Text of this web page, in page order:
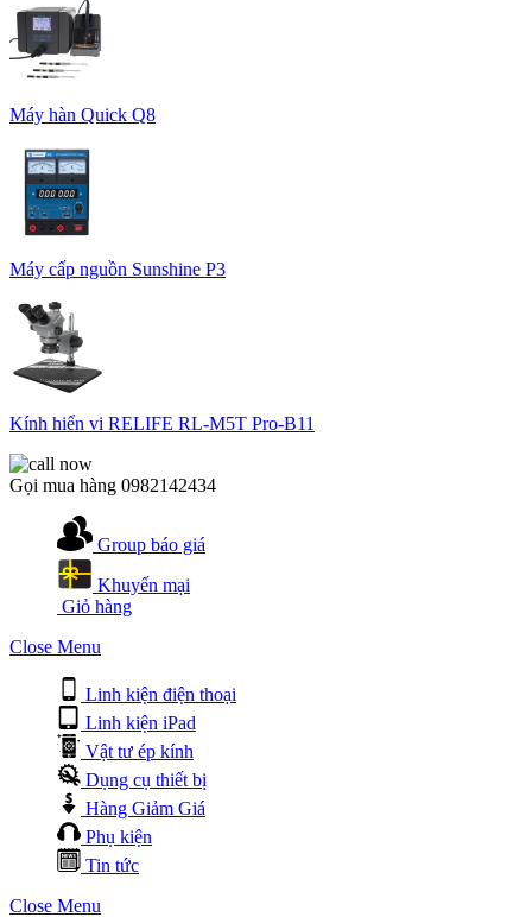
Máy hàn Quick Q8
Máy cấp nguồn Sunshine P3
Kính hiển vi RELIFE RL-M5T Pro-B11
Gọi mua hàng 0982142434
Group báo giá
Khuyến mại
Giỏ hàng
Close Menu
Linh kiện điện thoại
Linh kiện iPad
Vật tư ép kính
Dụng cụ thiết bị
Hàng Giảm Giá
Phụ kiện
Tin tức
Close Menu